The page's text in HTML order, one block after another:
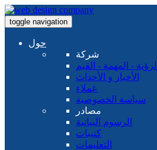
toggle navigation
حول
شركة
الرؤية - المهمة - القيم
الأخبار و الأحداث
عملاء
سياسة الخصوصية
مصادر
الرسوم البيانية
كتيبات
التعليمات